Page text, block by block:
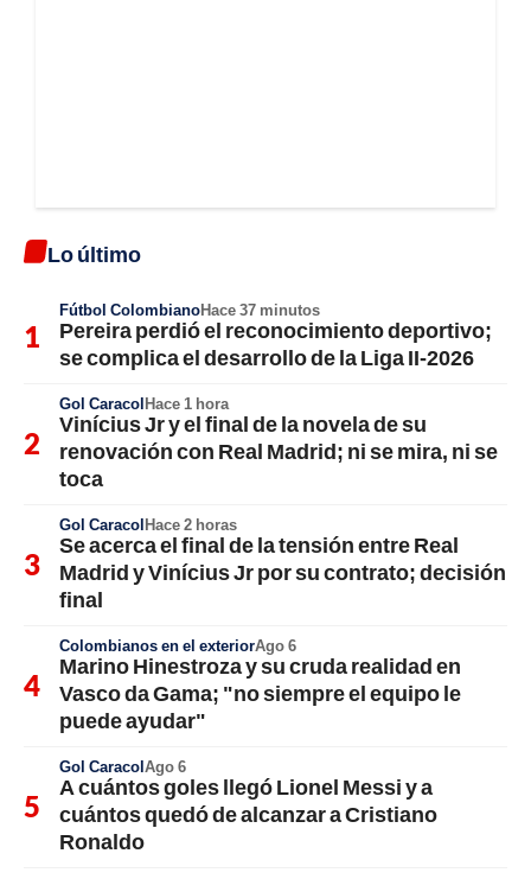
Lo último
Fútbol ColombianoHace 37 minutos
Pereira perdió el reconocimiento deportivo;
se complica el desarrollo de la Liga II-2026
Gol CaracolHace 1 hora
Vinícius Jr y el final de la novela de su
renovación con Real Madrid; ni se mira, ni se
toca
Gol CaracolHace 2 horas
Se acerca el final de la tensión entre Real
Madrid y Vinícius Jr por su contrato; decisión
final
Colombianos en el exteriorAgo 6
Marino Hinestroza y su cruda realidad en
Vasco da Gama; "no siempre el equipo le
puede ayudar"
Gol CaracolAgo 6
A cuántos goles llegó Lionel Messi y a
cuántos quedó de alcanzar a Cristiano
Ronaldo